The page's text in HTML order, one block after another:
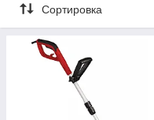
Сортировка